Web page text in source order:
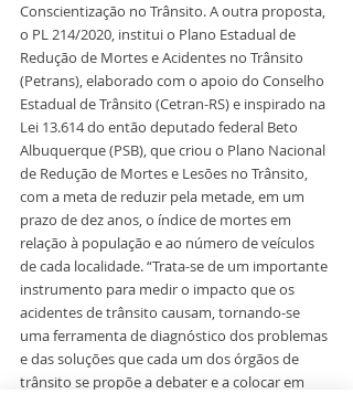
Conscientização no Trânsito. A outra proposta,
o PL 214/2020, institui o Plano Estadual de
Redução de Mortes e Acidentes no Trânsito
(Petrans), elaborado com o apoio do Conselho
Estadual de Trânsito (Cetran-RS) e inspirado na
Lei 13.614 do então deputado federal Beto
Albuquerque (PSB), que criou o Plano Nacional
de Redução de Mortes e Lesões no Trânsito,
com a meta de reduzir pela metade, em um
prazo de dez anos, o índice de mortes em
relação à população e ao número de veículos
de cada localidade. “Trata-se de um importante
instrumento para medir o impacto que os
acidentes de trânsito causam, tornando-se
uma ferramenta de diagnóstico dos problemas
e das soluções que cada um dos órgãos de
trânsito se propõe a debater e a colocar em